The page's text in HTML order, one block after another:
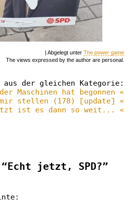
| Abgelegt unter The power game
The views expressed by the author are personal.
der gleichen Kategorie:
Maschinen hat begonnen «
stellen (178) [update] «
ist es dann so weit... «
“Echt jetzt, SPD?”